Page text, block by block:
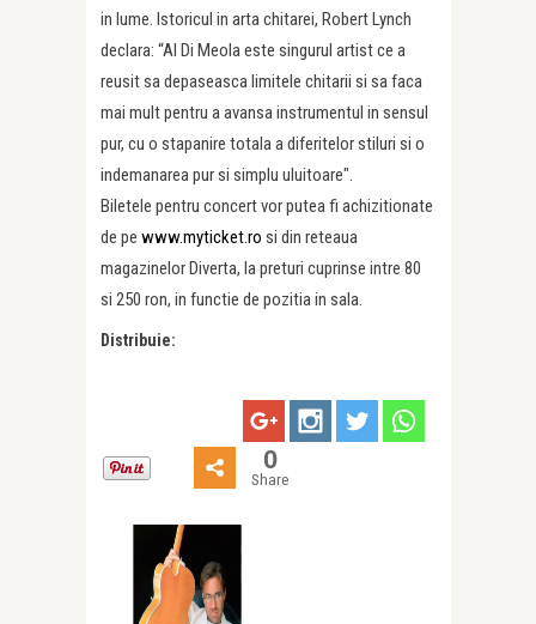
in lume. Istoricul in arta chitarei, Robert Lynch
declara: “Al Di Meola este singurul artist ce a
reusit sa depaseasca limitele chitarii si sa faca
mai mult pentru a avansa instrumentul in sensul
pur, cu o stapanire totala a diferitelor stiluri si o
indemanarea pur si simplu uluitoare".
Biletele pentru concert vor putea fi achizitionate
de pe www.myticket.ro si din reteaua
magazinelor Diverta, la preturi cuprinse intre 80
si 250 ron, in functie de pozitia in sala.
Distribuie:
0
Share